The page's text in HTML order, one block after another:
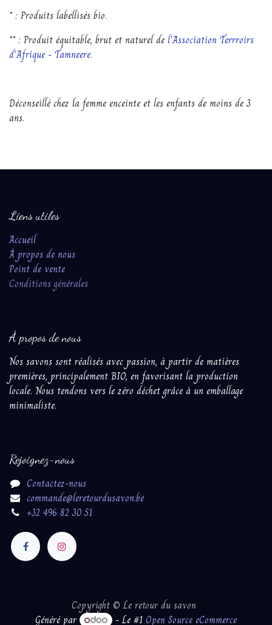
* : Produits labellisés bio.
** : Produit équitable, brut et naturel de l'Association Terrroirs
d'Afrique - Tamneere.
Déconseillé chez la femme enceinte et les enfants de moins de 3
ans.
Liens utiles
Accueil
À propos de nous
Point de vente
Conditions ​génér​ales​
À propos de nous
Nos savons sont réalisés avec passion, à partir ​de matières
premières, principalement BIO, en favorisant la production
locale. Nous tendons vers le zéro déchet grâce à un emballage
minimaliste.
Rejoignez-nous
Contactez-nous
commande@leretourdusavon.be
+32 496 82 30 51
Copyright © Le retour du savon
Généré par
- Le #1Open Source eCommerce